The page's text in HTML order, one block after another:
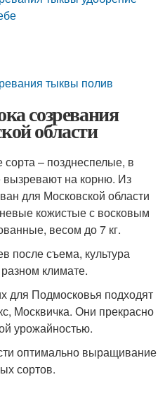
тыквы полив
созревания
области
– позднеспелые, в
вызревают на корню. Из
для Московской области
кожистые с восковым
весом до 7 кг.
после съема, культура
климате.
для Подмосковья подходят
Москвичка. Они прекрасно
урожайностью.
оптимально выращивание
сортов.